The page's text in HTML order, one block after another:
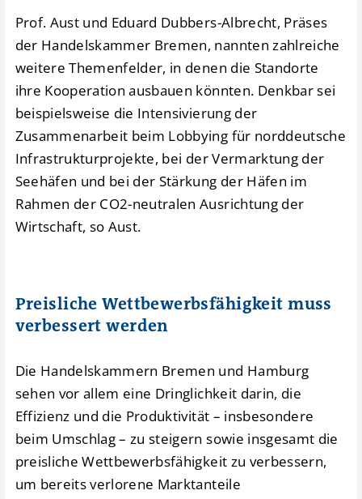
Prof. Aust und Eduard Dubbers-Albrecht, Präses
der Handelskammer Bremen, nannten zahlreiche
weitere Themenfelder, in denen die Standorte
ihre Kooperation ausbauen könnten. Denkbar sei
beispielsweise die Intensivierung der
Zusammenarbeit beim Lobbying für norddeutsche
Infrastrukturprojekte, bei der Vermarktung der
Seehäfen und bei der Stärkung der Häfen im
Rahmen der CO2-neutralen Ausrichtung der
Wirtschaft, so Aust.
Preisliche Wettbewerbsfähigkeit muss
verbessert werden
Die Handelskammern Bremen und Hamburg
sehen vor allem eine Dringlichkeit darin, die
Effizienz und die Produktivität – insbesondere
beim Umschlag – zu steigern sowie insgesamt die
preisliche Wettbewerbsfähigkeit zu verbessern,
um bereits verlorene Marktanteile